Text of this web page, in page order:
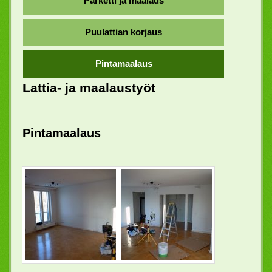
Puulattian korjaus
Pintamaalaus
Lattia- ja maalaustyöt
Pintamaalaus